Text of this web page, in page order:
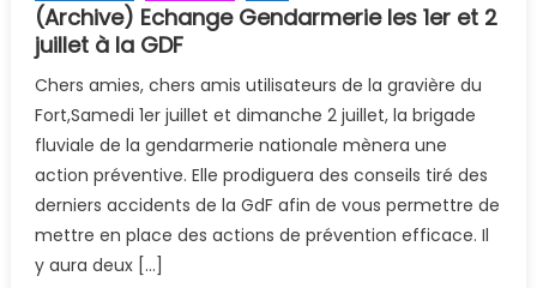
(Archive) Echange Gendarmerie les 1er et 2
juillet à la GDF
Chers amies, chers amis utilisateurs de la gravière du
Fort,Samedi 1er juillet et dimanche 2 juillet, la brigade
fluviale de la gendarmerie nationale mènera une
action préventive. Elle prodiguera des conseils tiré des
derniers accidents de la GdF afin de vous permettre de
mettre en place des actions de prévention efficace. Il
y aura deux […]